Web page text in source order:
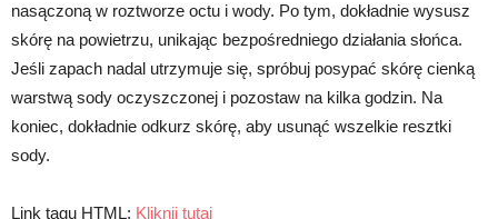
nasączoną w roztworze octu i wody. Po tym, dokładnie wysusz
skórę na powietrzu, unikając bezpośredniego działania słońca.
Jeśli zapach nadal utrzymuje się, spróbuj posypać skórę cienką
warstwą sody oczyszczonej i pozostaw na kilka godzin. Na
koniec, dokładnie odkurz skórę, aby usunąć wszelkie resztki
sody.
Link tagu HTML: Kliknij tutaj